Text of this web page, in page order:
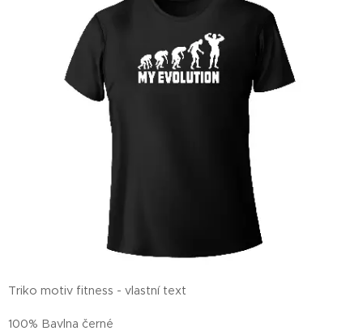
Triko motiv fitness - vlastní text
100% Bavlna černé